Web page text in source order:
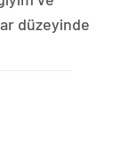
düzeyinde